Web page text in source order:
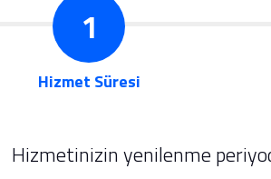
1
Hizmet Süresi
Hizmetinizin yenilenme